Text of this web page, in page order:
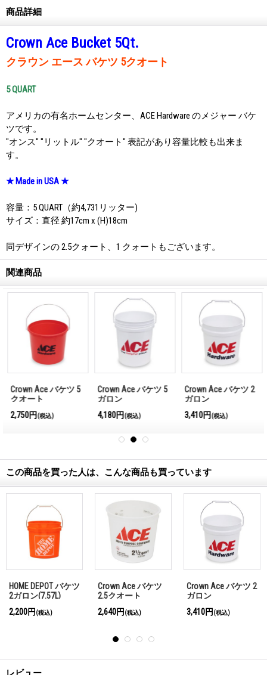
商品詳細
Crown Ace Bucket 5Qt.
クラウン エース バケツ 5クオート
5 QUART
アメリカの有名ホームセンター、ACE Hardware のメジャー バケ
ツです。
"オンス" "リットル" "クオート" 表記があり容量比較も出来ま
す。
★ Made in USA ★
容量：5 QUART（約4,731リッター)
サイズ：直径 約17cm x (H)18cm
同デザインの 2.5クォート、1 クォートもございます。
関連商品
Crown Ace バケツ 5
クオート
2,750円(税込)
Crown Ace バケツ 5
ガロン
4,180円(税込)
Crown Ace バケツ 2
ガロン
3,410円(税込)
この商品を買った人は、こんな商品も買っています
HOME DEPOT バケツ
2ガロン(7.57L)
2,200円 (税込)
Crown Ace バケツ
2.5クオート
2,640円 (税込)
Crown Ace バケツ 2
ガロン
3,410円 (税込)